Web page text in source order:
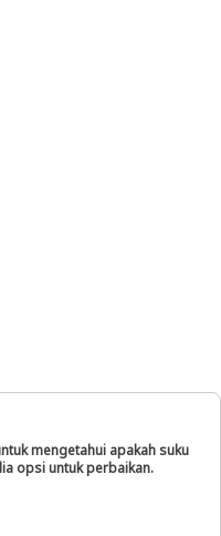
mengetahui apakah suku
opsi untuk perbaikan.